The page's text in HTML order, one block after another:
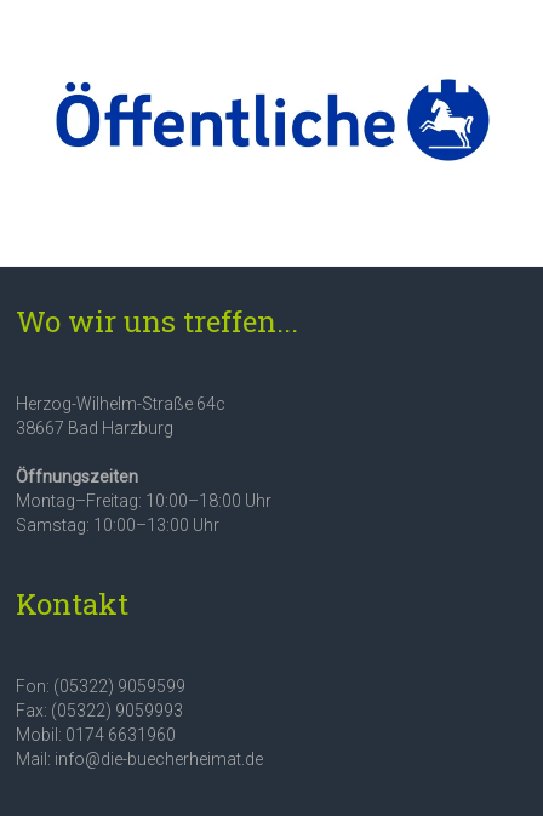
Wo wir uns treffen...
Herzog-Wilhelm-Straße 64c
38667 Bad Harzburg
Öffnungszeiten
Montag–Freitag: 10:00–18:00 Uhr
Samstag: 10:00–13:00 Uhr
Kontakt
Fon: (05322) 9059599
Fax: (05322) 9059993
Mobil: 0174 6631960
Mail: info@die-buecherheimat.de